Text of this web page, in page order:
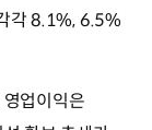
각 8.1%, 6.5%
업이익은